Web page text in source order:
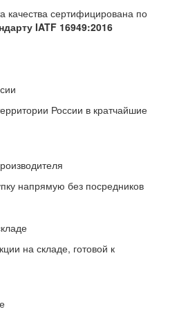
сертифицирована по
IATF 16949:2016
России в кратчайшие
напрямую без посредников
на складе, готовой к